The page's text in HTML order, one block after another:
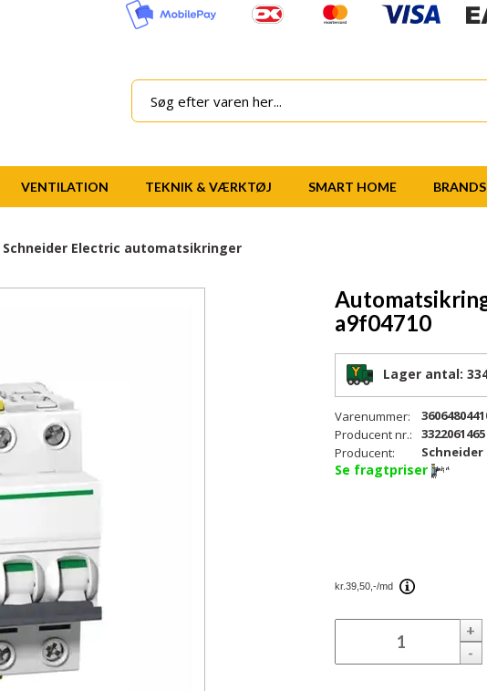
VENTILATION TEKNIK & VÆRKTØJ SMART HOME BRANDS
Schneider Electric automatsikringer
a9f04710
Lager antal:
Varenummer:
Producent nr.:
3322061465
Producent:
Schneider
Se fragtpriser
+
-